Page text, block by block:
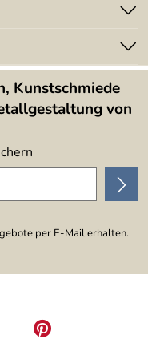
Kunstschmiede
von
per E-Mail erhalten.
Unternehmen
wird in anonymer Form
anklicke. Die
genommen.